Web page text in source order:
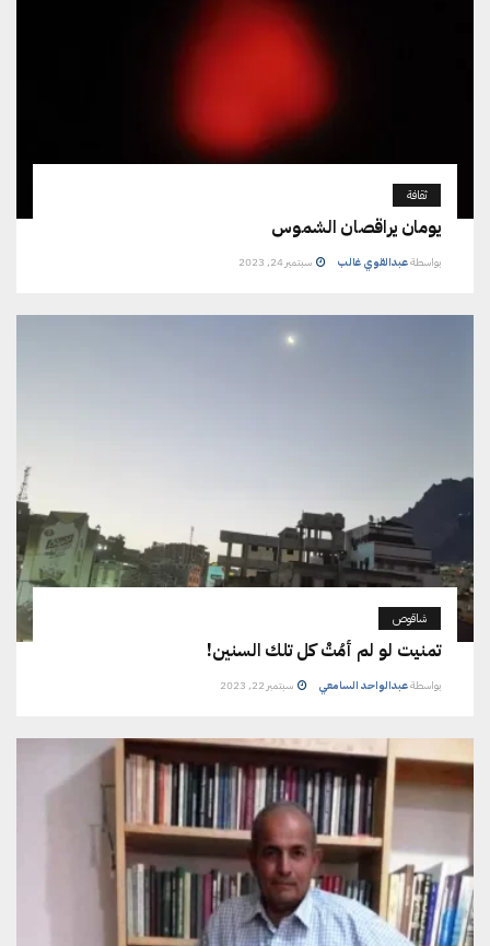
ثقافة
يومان يراقصان الشموس
بواسطةعبدالقوي غالب سبتمبر 24, 2023
شاقوص
تمنيت لو لم أمُتْ كل تلك السنين!
بواسطةعبدالواحد السامعي سبتمبر 22, 2023